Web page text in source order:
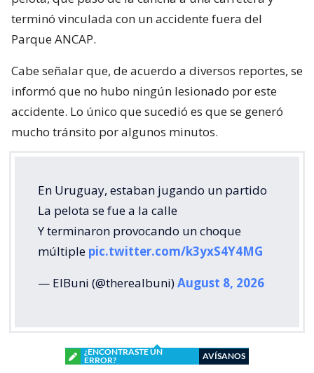
terminó vinculada con un accidente fuera del
Parque ANCAP.
Cabe señalar que, de acuerdo a diversos reportes, se
informó que no hubo ningún lesionado por este
accidente. Lo único que sucedió es que se generó
mucho tránsito por algunos minutos.
En Uruguay, estaban jugando un partido
La pelota se fue a la calle
Y terminaron provocando un choque
múltiple pic.twitter.com/k3yxS4Y4MG
— ElBuni (@therealbuni)August 8, 2026
¿ENCONTRASTE UN
ERROR?
AVÍSANOS